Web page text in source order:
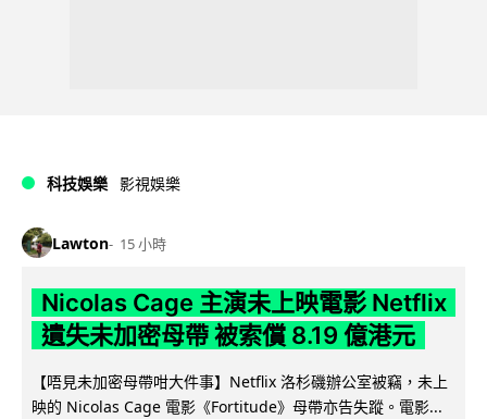
科技娛樂 影視娛樂
Lawton 15 小時
Nicolas Cage 主演未上映電影 Netflix
遺失未加密母帶 被索償 8.19 億港元
【唔見未加密母帶咁大件事】Netflix 洛杉磯辦公室被竊，未上
映的 Nicolas Cage 電影《Fortitude》母帶亦告失蹤。電影...